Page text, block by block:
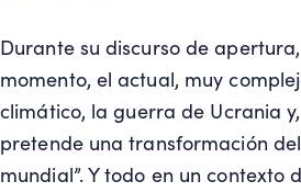
Durante su discurso de
momento, el actual, muy
climático, la guerra de Ucrania
pretende una transformación
mundial”. Y todo en un